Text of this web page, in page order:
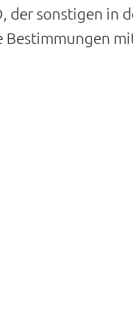
der sonstigen